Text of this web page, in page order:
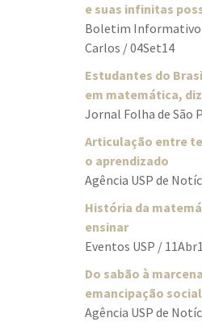
e suas infinitas
Boletim Informativo
Carlos / 04Set14
Estudantes do
em matemática,
Jornal Folha de São
Articulação entre
o aprendizado
Agência USP de
História da
ensinar
Eventos USP /
Do sabão à
emancipação social
Agência USP de